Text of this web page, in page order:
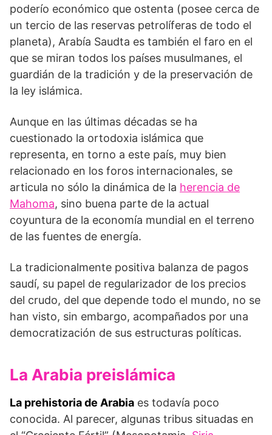
poderío económico que ostenta (posee cerca de
un tercio de las reservas petrolíferas de todo el
planeta), Arabía Saudta es también el faro en el
que se miran todos los países musulmanes, el
guardián de la tradición y de la preservación de
la ley islámica.
Aunque en las últimas décadas se ha
cuestionado la ortodoxia islámica que
representa, en torno a este país, muy bien
relacionado en los foros internacionales, se
articula no sólo la dinámica de la herencia de
Mahoma, sino buena parte de la actual
coyuntura de la economía mundial en el terreno
de las fuentes de energía.
La tradicionalmente positiva balanza de pagos
saudí, su papel de regularizador de los precios
del crudo, del que depende todo el mundo, no se
han visto, sin embargo, acompañados por una
democratización de sus estructuras políticas.
La Arabia preislámica
La prehistoria de Arabia es todavía poco
conocida. Al parecer, algunas tribus situadas en